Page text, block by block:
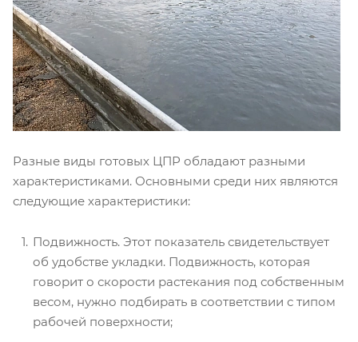
Разные виды готовых ЦПР обладают разными
характеристиками. Основными среди них являются
следующие характеристики:
Подвижность. Этот показатель свидетельствует
об удобстве укладки. Подвижность, которая
говорит о скорости растекания под собственным
весом, нужно подбирать в соответствии с типом
рабочей поверхности;